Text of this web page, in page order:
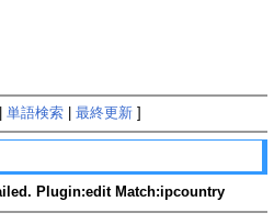
単語検索| 最終更新]
Plugin:edit Match:ipcountry